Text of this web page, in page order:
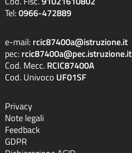
Tel:0966-472889
e-mail: rcic87400a@istruzione.it
pec: rcic87400a@pec.istruzione.it
Cod. Mecc. RCIC87400A
Cod. Univoco UF01SF
Privacy
Note legali
Feedback
GDPR